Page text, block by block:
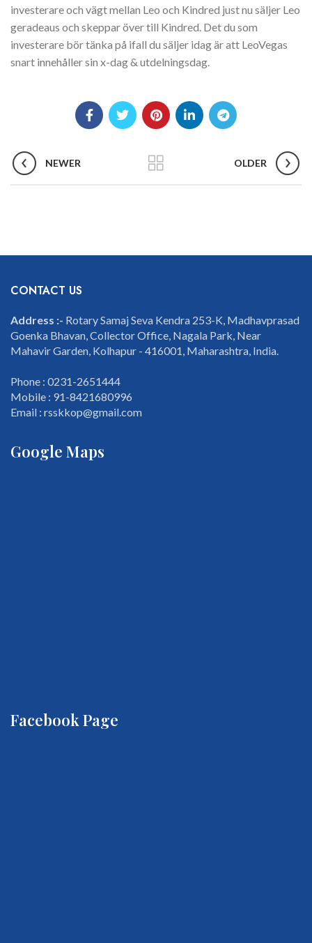
investerare och vägt mellan Leo och Kindred just nu säljer Leo
geradeaus och skeppar över till Kindred. Det du som
investerare bör tänka på ifall du säljer idag är att LeoVegas
snart innehåller sin x-dag & utdelningsdag.
NEWER OLDER
CONTACT US
Address :- Rotary Samaj Seva Kendra 253-K, Madhavprasad
Goenka Bhavan, Collector Office, Nagala Park, Near
Mahavir Garden, Kolhapur - 416001, Maharashtra, India.
Phone : 0231-2651444
Mobile : 91-8421680996
Email : rsskkop@gmail.com
Google Maps
Facebook Page